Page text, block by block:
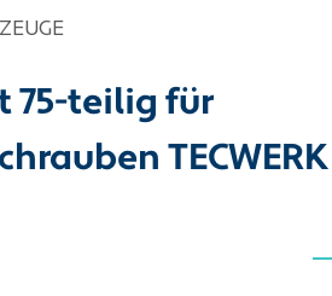
75-teilig für
TECWERK